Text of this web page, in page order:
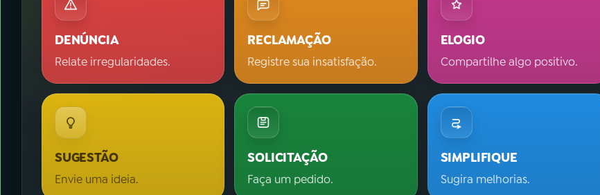
DENÚNCIA
Relate irregularidades.
RECLAMAÇÃO
Registre sua insatisfação.
ELOGIO
Compartilhe algo positivo.
SUGESTÃO
Envie uma ideia.
SOLICITAÇÃO
Faça um pedido.
SIMPLIFIQUE
Sugira melhorias.